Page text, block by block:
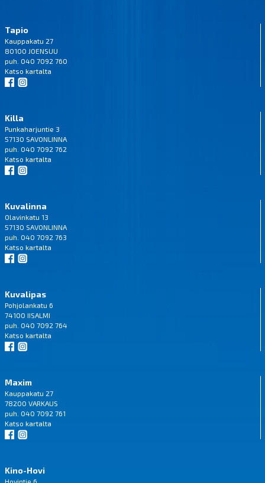
Tapio
Kauppakatu 27
80100 JOENSUU
puh. 040 7092 760
Katso kartalta
Killa
Punkaharjuntie 3
57130 SAVONLINNA
puh. 040 7092 762
Katso kartalta
Kuvalinna
Olavinkatu 13
57130 SAVONLINNA
puh. 040 7092 763
Katso kartalta
Kuvalipas
Pohjolankatu 6
74100 IISALMI
puh. 040 7092 764
Katso kartalta
Maxim
Kauppakatu 27
78200 VARKAUS
puh. 040 7092 761
Katso kartalta
Kino-Hovi
Hovintie 6